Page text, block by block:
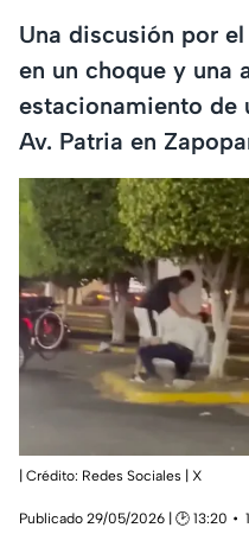
Una discusión por
en un choque y una
estacionamiento de
Av. Patria en
| Crédito: Redes Sociales | X
Publicado 29/05/2026 | 🕑 13:20